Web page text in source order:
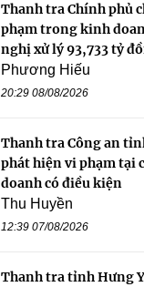
Thanh tra Chính phủ
phạm trong kinh
nghị xử lý 93,733 tỷ
Phương Hiếu
20:29 08/08/2026
Thanh tra Công an
phát hiện vi phạm tại
doanh có điều kiện
Thu Huyền
12:39 07/08/2026
Thanh tra tỉnh Hưng